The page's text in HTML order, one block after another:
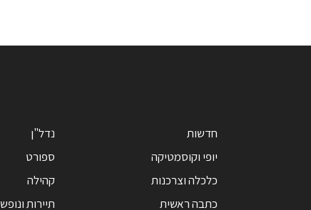
חדשות
יופי וקוסמטיקה
כלכלה וצרכנות
כתבה ראשית
נדל"ן
ספורט
קהילה
תיירות ונופש